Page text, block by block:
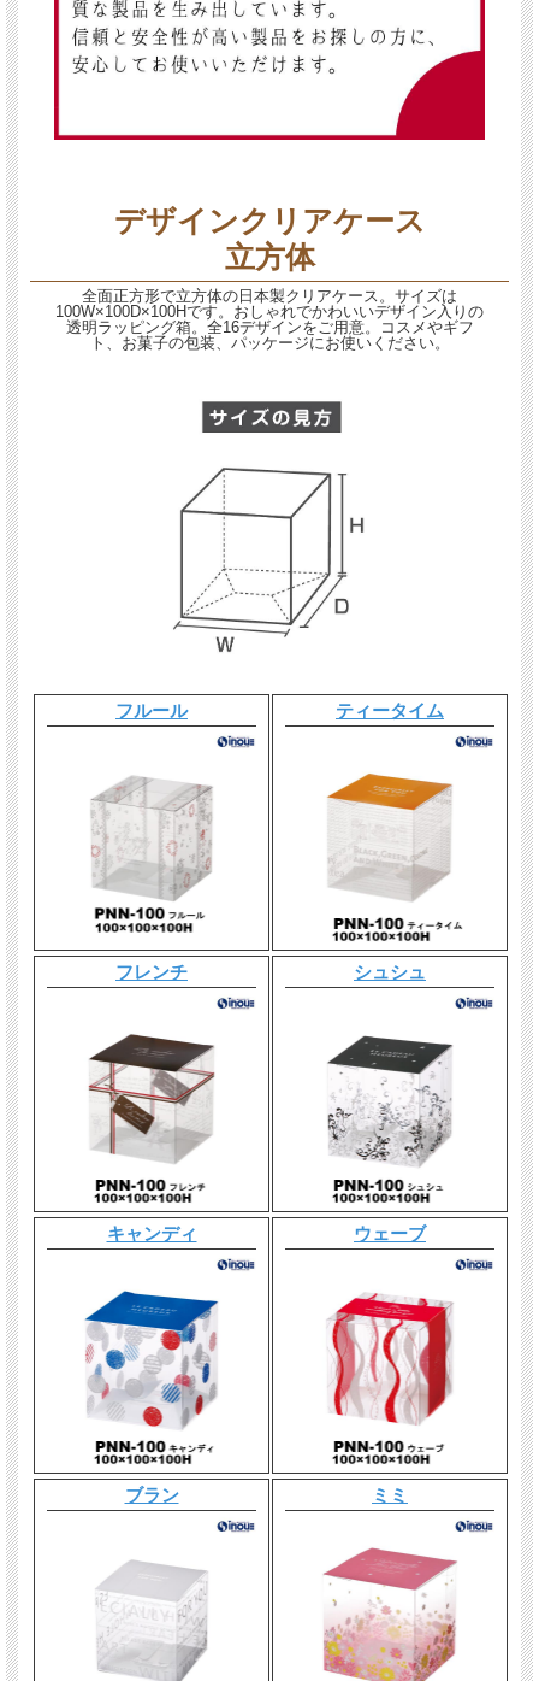
デザインクリアケース
立方体
全面正方形で立方体の日本製クリアケース。サイズは
100W×100D×100Hです。おしゃれでかわいいデザイン入りの
透明ラッピング箱。全16デザインをご用意。コスメやギフ
ト、お菓子の包装、パッケージにお使いください。
フルール ティータイム
フレンチ シュシュ
キャンディ ウェーブ
ブラン ミミ